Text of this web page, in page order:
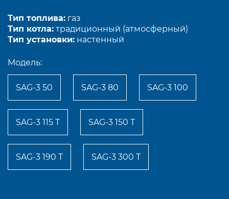
Тип топлива: газ
Тип котла: традиционный (атмосферный)
Тип установки: настенный
Модель:
SAG-3 50 SAG-3 80 SAG-3 100
SAG-3 115 T SAG-3 150 T
SAG-3 190 T SAG-3 300 T